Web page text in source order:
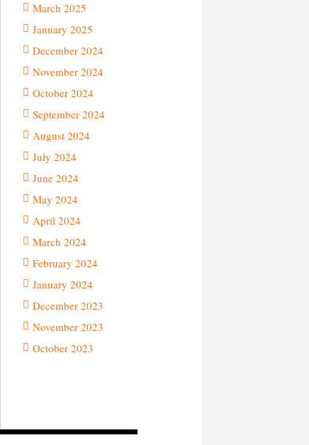
March 2025
January 2025
December 2024
November 2024
October 2024
September 2024
August 2024
July 2024
June 2024
May 2024
April 2024
March 2024
February 2024
January 2024
December 2023
November 2023
October 2023